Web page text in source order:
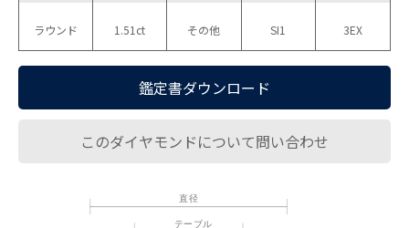
ラウンド 1.51ct その他 SI1 3EX
鑑定書ダウンロード
このダイヤモンドについて問い合わせ